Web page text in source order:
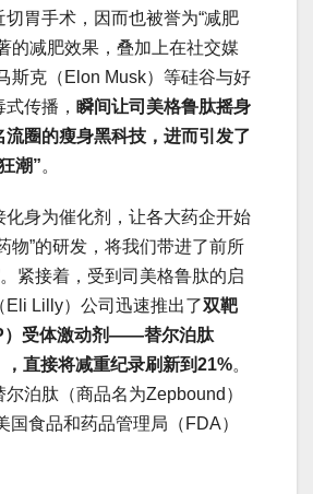
切胃手术，因而也被誉为“减肥
的减肥效果，叠加上在社交媒
斯克（Elon Musk）等硅谷与好
传播， 瞬间让司美格鲁肽摇身
流圈的瘦身黑科技，进而引发了
潮”。
化身为催化剂，让各大药企开始
物”的研发，将我们带进了前所
。紧接着，受到司美格鲁肽的启
Eli Lilly）公司迅速推出了双靶
）受体激动剂——替尔泊肽
，直接将减重纪录刷新到21%。
泊肽（商品名为Zepbound）
国食品和药品管理局（FDA）